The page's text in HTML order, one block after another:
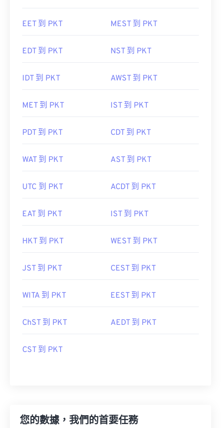
EET 到 PKT MEST 到 PKT
EDT 到 PKT NST 到 PKT
IDT 到 PKT AWST 到 PKT
MET 到 PKT IST 到 PKT
PDT 到 PKT CDT 到 PKT
WAT 到 PKT AST 到 PKT
UTC 到 PKT ACDT 到 PKT
EAT 到 PKT IST 到 PKT
HKT 到 PKT WEST 到 PKT
JST 到 PKT CEST 到 PKT
WITA 到 PKT EEST 到 PKT
ChST 到 PKT AEDT 到 PKT
CST 到 PKT
您的數據，我們的首要任務